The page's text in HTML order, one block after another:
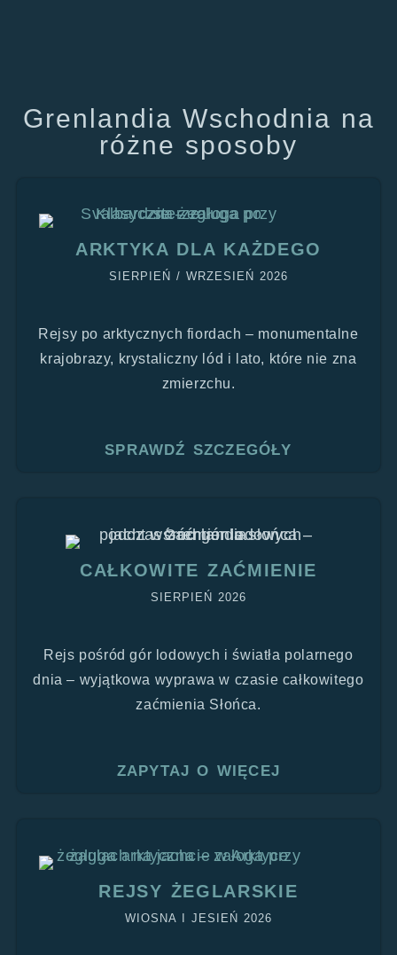
Grenlandia Wschodnia na
różne sposoby
ARKTYKA DLA KAŻDEGO
SIERPIEŃ / WRZESIEŃ 2026
Rejsy po arktycznych fiordach – monumentalne
krajobrazy, krystaliczny lód i lato, które nie zna
zmierzchu.
SPRAWDŹ SZCZEGÓŁY
CAŁKOWITE ZAĆMIENIE
SIERPIEŃ 2026
Rejs pośród gór lodowych i światła polarnego
dnia – wyjątkowa wyprawa w czasie całkowitego
zaćmienia Słońca.
ZAPYTAJ O WIĘCEJ
REJSY ŻEGLARSKIE
WIOSNA I JESIEŃ 2026